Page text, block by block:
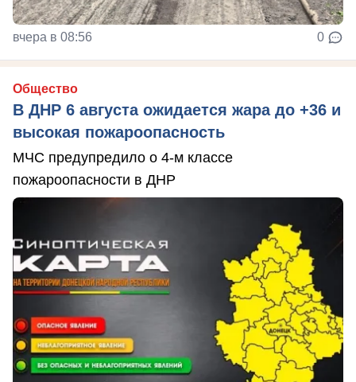
вчера в 08:56 0
Общество
В ДНР 6 августа ожидается жара до +36 и
высокая пожароопасность
МЧС предупредило о 4-м классе
пожароопасности в ДНР